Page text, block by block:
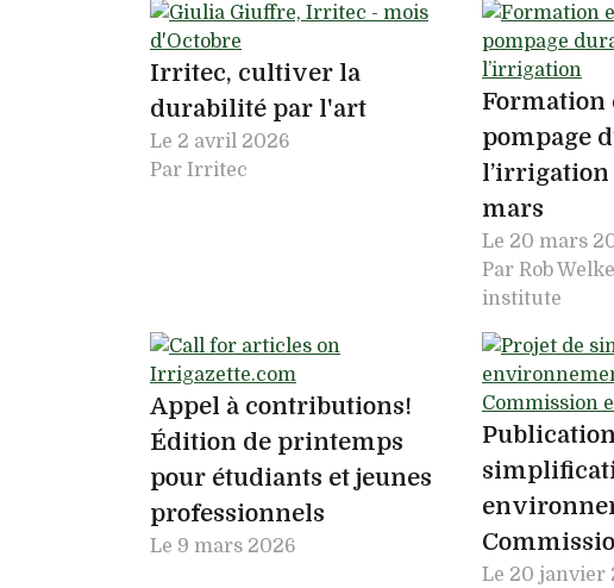
Irritec, cultiver la
durabilité par l'art
Le 2 avril 2026
Par Irritec
Formation
pompage
l’irrigation
mars
Le 20 mars
Par Rob
institute
Appel à contributions!
Édition de printemps
pour étudiants et jeunes
professionnels
Le 9 mars 2026
Le 20 janvier